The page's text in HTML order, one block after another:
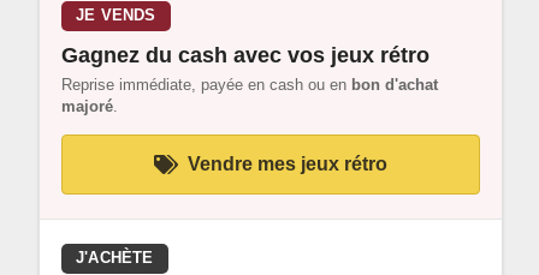
JE VENDS
Gagnez du cash avec vos jeux rétro
Reprise immédiate, payée en cash ou en bon d'achat
majoré.
Vendre mes jeux rétro
J'ACHÈTE